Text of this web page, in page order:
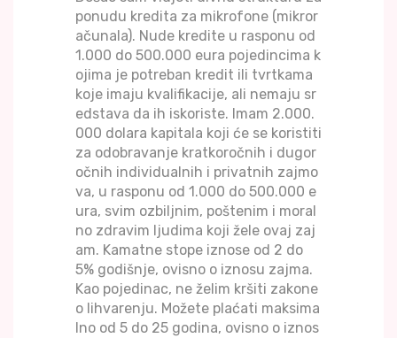
ponudu kredita za mikrofone (mikror
ačunala). Nude kredite u rasponu od
1.000 do 500.000 eura pojedincima k
ojima je potreban kredit ili tvrtkama
koje imaju kvalifikacije, ali nemaju sr
edstava da ih iskoriste. Imam 2.000.
000 dolara kapitala koji će se koristiti
za odobravanje kratkoročnih i dugor
očnih individualnih i privatnih zajmo
va, u rasponu od 1.000 do 500.000 e
ura, svim ozbiljnim, poštenim i moral
no zdravim ljudima koji žele ovaj zaj
am. Kamatne stope iznose od 2 do
5% godišnje, ovisno o iznosu zajma.
Kao pojedinac, ne želim kršiti zakone
o lihvarenju. Možete plaćati maksima
lno od 5 do 25 godina, ovisno o iznos